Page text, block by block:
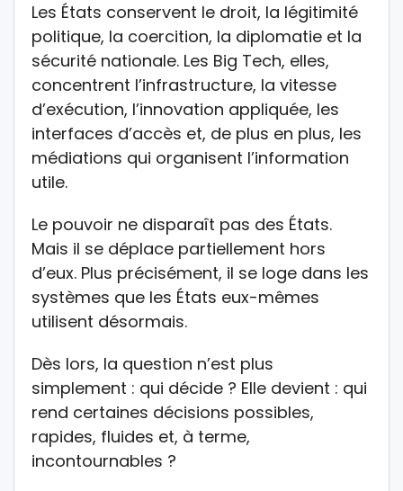
Les États conservent le droit, la légitimité
politique, la coercition, la diplomatie et la
sécurité nationale. Les Big Tech, elles,
concentrent l’infrastructure, la vitesse
d’exécution, l’innovation appliquée, les
interfaces d’accès et, de plus en plus, les
médiations qui organisent l’information
utile.
Le pouvoir ne disparaît pas des États.
Mais il se déplace partiellement hors
d’eux. Plus précisément, il se loge dans les
systèmes que les États eux-mêmes
utilisent désormais.
Dès lors, la question n’est plus
simplement : qui décide ? Elle devient : qui
rend certaines décisions possibles,
rapides, fluides et, à terme,
incontournables ?